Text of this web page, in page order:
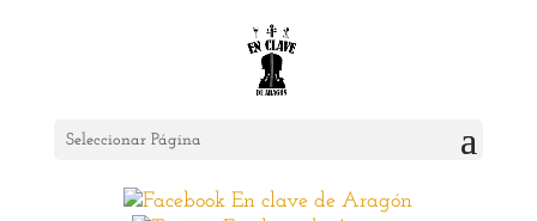
Seleccionar Página